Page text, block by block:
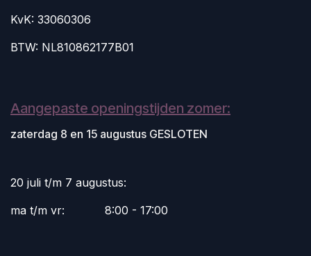
KvK: 33060306
BTW: NL810862177B01
Aangepaste openingstijden zomer:
zaterdag 8 en 15 augustus GESLOTEN
20 juli t/m 7 augustus:
ma t/m vr:
​8:00 - 17:00